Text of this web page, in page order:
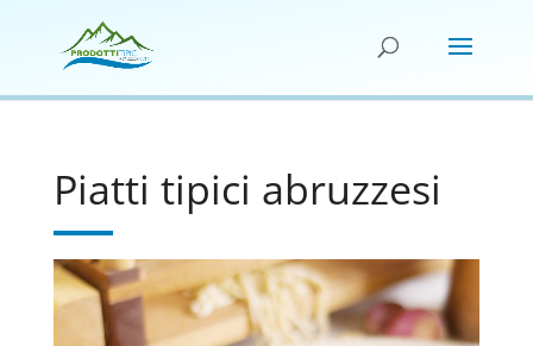
Piatti tipici abruzzesi